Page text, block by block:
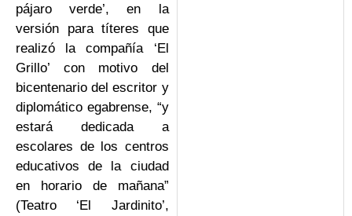
pájaro verde’, en la
versión para títeres que
realizó la compañía ‘El
Grillo’ con motivo del
bicentenario del escritor y
diplomático egabrense, “y
estará dedicada a
escolares de los centros
educativos de la ciudad
en horario de mañana”
(Teatro ‘El Jardinito’,